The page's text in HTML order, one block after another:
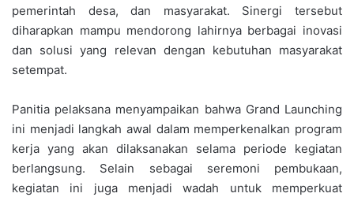
pemerintah desa, dan masyarakat. Sinergi tersebut
diharapkan mampu mendorong lahirnya berbagai inovasi
dan solusi yang relevan dengan kebutuhan masyarakat
setempat.
Panitia pelaksana menyampaikan bahwa Grand Launching
ini menjadi langkah awal dalam memperkenalkan program
kerja yang akan dilaksanakan selama periode kegiatan
berlangsung. Selain sebagai seremoni pembukaan,
kegiatan ini juga menjadi wadah untuk memperkuat